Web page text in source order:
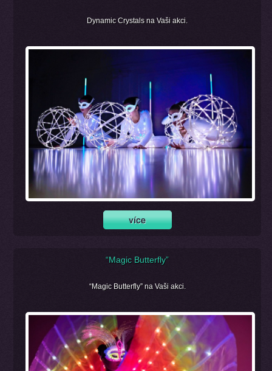
Dynamic Crystals na Vaši akci.
“Magic Butterfly”
“Magic Butterfly” na Vaši akci.